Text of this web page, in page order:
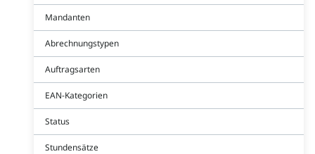
Mandanten
Abrechnungstypen
Auftragsarten
EAN-Kategorien
Status
Stundensätze